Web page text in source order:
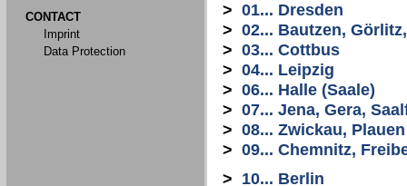
CONTACT
Imprint
Data Protection
> 01... Dresden
> 02... Bautzen,
> 03... Cottbus
> 04... Leipzig
> 06... Halle (Saale)
> 07... Jena, Gera,
> 08... Zwickau, Plauen
> 09... Chemnitz,
> 10... Berlin